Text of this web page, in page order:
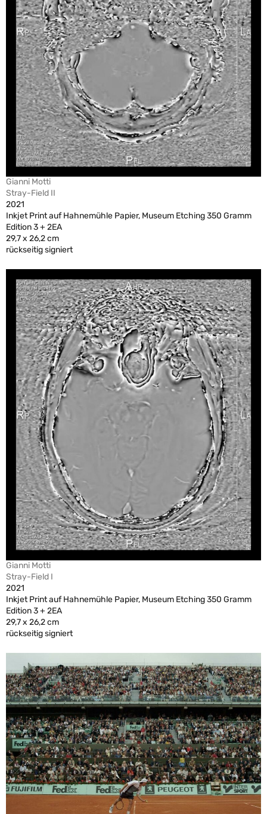
Gianni Motti
Stray-Field II
2021
Inkjet Print auf Hahnemühle Papier, Museum Etching 350 Gramm
Edition 3 + 2EA
29,7 x 26,2 cm
rückseitig signiert
Gianni Motti
Stray-Field I
2021
Inkjet Print auf Hahnemühle Papier, Museum Etching 350 Gramm
Edition 3 + 2EA
29,7 x 26,2 cm
rückseitig signiert